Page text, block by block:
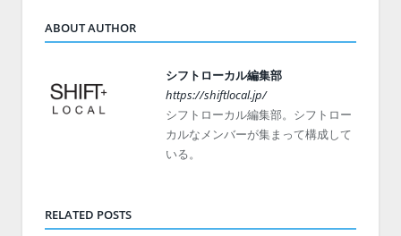
ABOUT AUTHOR
シフトローカル編集部
https://shiftlocal.jp/
シフトローカル編集部。シフトロー
カルなメンバーが集まって構成して
いる。
RELATED POSTS